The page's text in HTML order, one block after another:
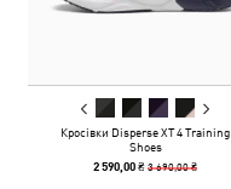
Кросівки Disperse XT 4 Training
Shoes
2 590,00 ₴3 690,00 ₴